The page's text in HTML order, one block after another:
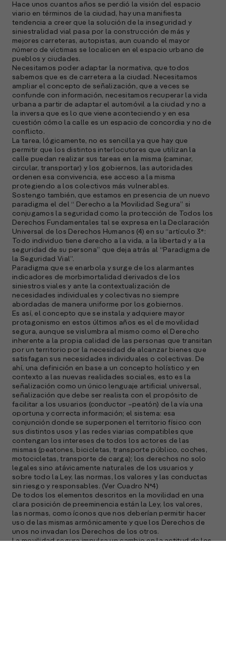
Hace unos cuantos años se perdió la visión del espacio
viario en términos de la ciudad, hay una manifiesta
tendencia a creer que la solución de la inseguridad y
siniestralidad vial pasa por la construcción de más y
mejores carreteras, autopistas, aun cuando el mayor
número de víctimas se localicen en el espacio urbano de
pueblos y ciudades.
Necesitamos poder adaptar la normativa, que todos
sabemos que es de carretera a la ciudad. Necesitamos
ampliar el concepto de señalización, que a veces se
confunde con información, necesitamos recuperar la vida
urbana a partir de adaptar el automóvil a la ciudad y no a
la inversa que es lo que viene aconteciendo y en esa
cuestión cómo la calle es un espacio de concordia y no de
conflicto.
La tarea, lógicamente, no es sencilla ya que hay que
permitir que los distintos interlocutores que utilizan la
calle puedan realizar sus tareas en la misma (caminar,
circular, transportar) y los gobiernos, las autoridades
ordenen esa convivencia, ese acceso a la misma
protegiendo a los colectivos más vulnerables.
Sostengo también, que estamos en presencia de un nuevo
paradigma el del “ Derecho a la Movilidad Segura” si
conjugamos la seguridad como la protección de Todos los
Derechos Fundamentales tal se expresa en la Declaración
Universal de los Derechos Humanos (4) en su “artículo 3°:
Todo individuo tiene derecho a la vida, a la libertad y a la
seguridad de su persona” que deja atrás al “Paradigma de
la Seguridad Vial”.
Paradigma que se enarbola y surge de los alarmantes
indicadores de morbimortalidad derivados de los
siniestros viales y ante la contextualización de
necesidades individuales y colectivas no siempre
abordadas de manera uniforme por los gobiernos.
Es así, el concepto que se instala y adquiere mayor
protagonismo en estos últimos años es el de movilidad
segura, aunque se vislumbra al mismo como el Derecho
inherente a la propia calidad de las personas que transitan
por un territorio por la necesidad de alcanzar bienes que
satisfagan sus necesidades individuales o colectivas. De
ahí, una definición en base a un concepto holístico y en
contexto a las nuevas realidades sociales, esto es la
señalización como un único lenguaje artificial universal,
señalización que debe ser realista con el propósito de
facilitar a los usuarios (conductor –peatón) de la vía una
oportuna y correcta información; el sistema: esa
conjunción donde se superponen el territorio físico con
sus distintos usos y las redes viarias compatibles que
contengan los intereses de todos los actores de las
mismas (peatones, bicicletas, transporte público, coches,
motocicletas, transporte de carga); los derechos no solo
legales sino atávicamente naturales de los usuarios y
sobre todo la Ley, las normas, los valores y las conductas
sin riesgo y responsables. (Ver Cuadro N°4)
De todos los elementos descritos en la movilidad en una
clara posición de preeminencia están la Ley, los valores,
las normas, como íconos que nos deberían permitir hacer
uso de las mismas armónicamente y que los Derechos de
unos no invadan los Derechos de los otros.
La movilidad segura impulsa un cambio en la actitud de los